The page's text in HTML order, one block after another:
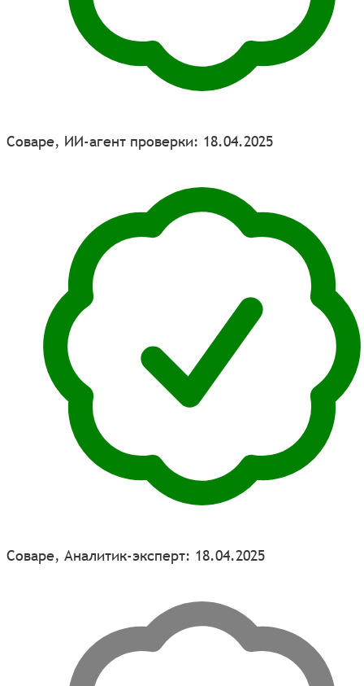
Соваре, ИИ-агент проверки: 18.04.2025
Соваре, Аналитик-эксперт: 18.04.2025